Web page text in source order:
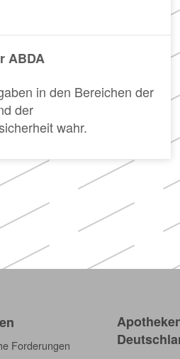
ABDA
in den Bereichen der
der
wahr.
Forderungen